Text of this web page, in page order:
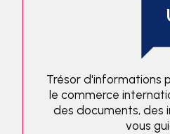
Trésor d'informations
le commerce
des documents, des
vous